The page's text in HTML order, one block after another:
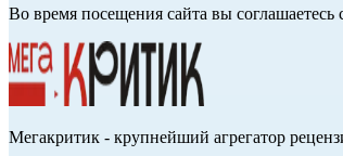
Во время посещения сайта вы
Мегакритик - крупнейший агрегатор